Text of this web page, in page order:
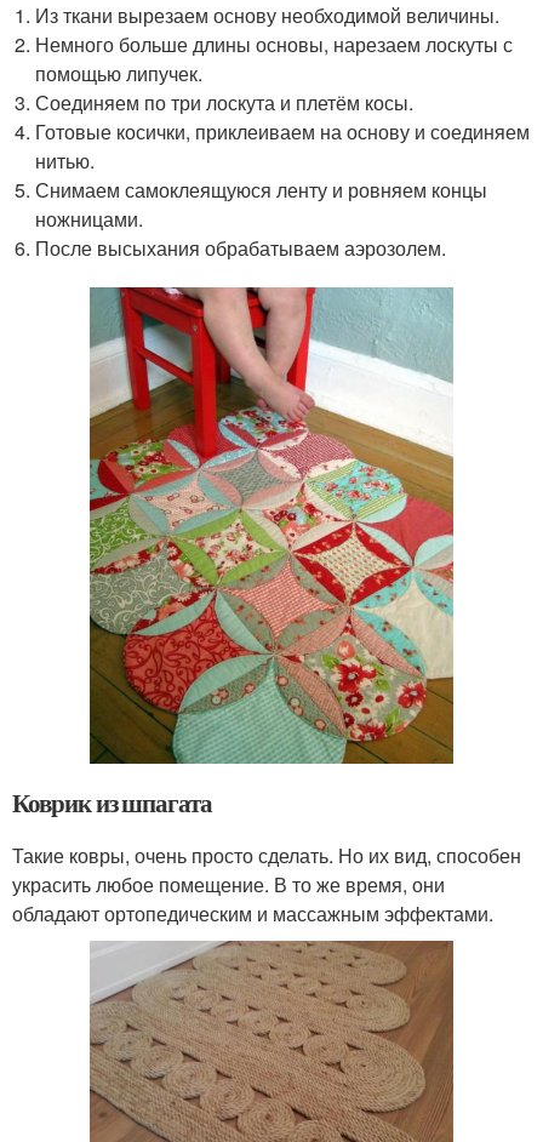
Из ткани вырезаем основу необходимой величины.
Немного больше длины основы, нарезаем лоскуты с
помощью липучек.
Соединяем по три лоскута и плетём косы.
Готовые косички, приклеиваем на основу и соединяем
нитью.
Снимаем самоклеящуюся ленту и ровняем концы
ножницами.
После высыхания обрабатываем аэрозолем.
Коврик из шпагата
Такие ковры, очень просто сделать. Но их вид, способен
украсить любое помещение. В то же время, они
обладают ортопедическим и массажным эффектами.